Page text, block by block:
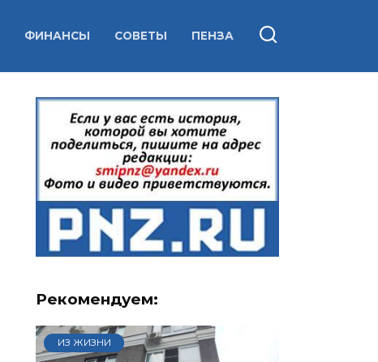
ФИНАНСЫ СОВЕТЫ ПЕНЗА
Рекомендуем:
ИЗ ЖИЗНИ